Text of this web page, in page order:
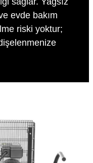
evde bakım
riski yoktur;